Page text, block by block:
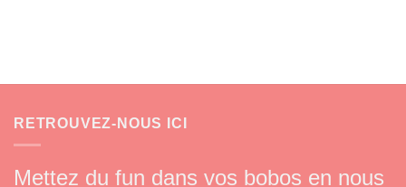
RETROUVEZ-NOUS ICI
Mettez du fun dans vos bobos en nous